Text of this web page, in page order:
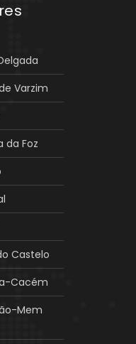
Varzim
Foz
Castelo
Cacém
Mem